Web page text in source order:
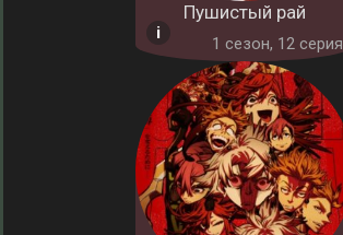
Пушистый рай
1 cезон, 12 серия